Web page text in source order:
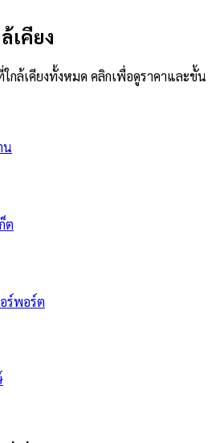
เคียง
กล้เคียงทั้งหมด คลิกเพื่อดูราคาและขั้น
น
ต
ร์พอร์ต